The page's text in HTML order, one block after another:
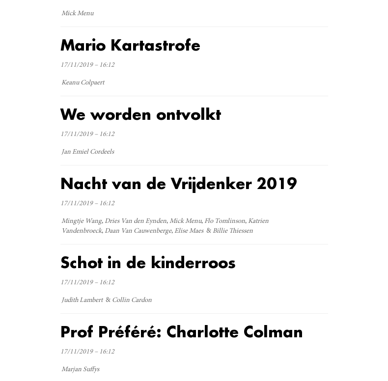
Mick Menu
Mario Kartastrofe
17/11/2019 – 16:12
Keanu Colpaert
We worden ontvolkt
17/11/2019 – 16:12
Jan Emiel Cordeels
Nacht van de Vrijdenker 2019
17/11/2019 – 16:12
Mingtje Wang Dries Van den Eynden Mick Menu Flo Tomlinson Katrien
Vandenbroeck Daan Van Cauwenberge Elise Maes Billie Thiessen
Schot in de kinderroos
17/11/2019 – 16:12
Judith Lambert Collin Cardon
Prof Préféré: Charlotte Colman
17/11/2019 – 16:12
Marjan Suffys